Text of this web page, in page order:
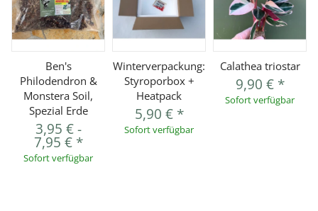
Ben's
Philodendron &
Monstera Soil,
Spezial Erde
3,95 €-
7,95 € *
Sofort verfügbar
Winterverpackung:
Styroporbox +
Heatpack
5,90 € *
Sofort verfügbar
Calathea triostar
9,90 € *
Sofort verfügbar